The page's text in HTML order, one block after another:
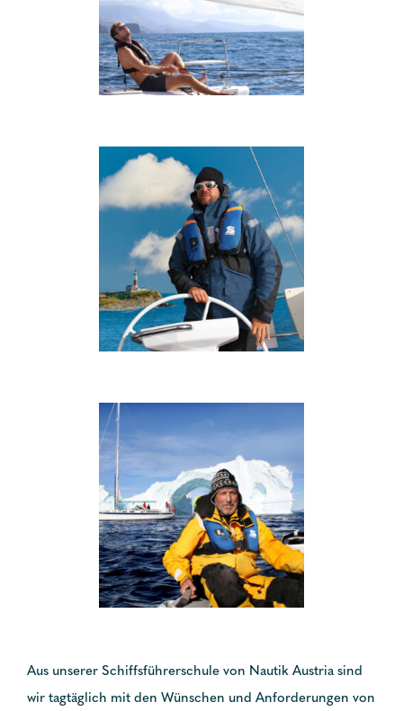
Aus unserer Schiffsführerschule von Nautik Austria sind
wir tagtäglich mit den Wünschen und Anforderungen von